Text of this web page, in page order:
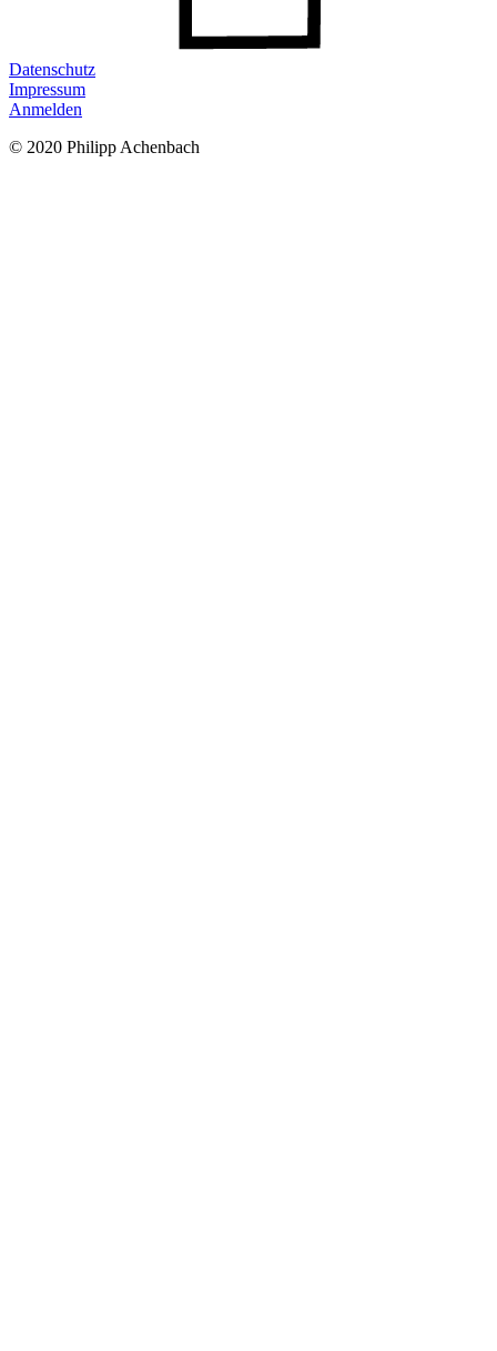
Datenschutz
Impressum
Anmelden
© 2020 Philipp Achenbach